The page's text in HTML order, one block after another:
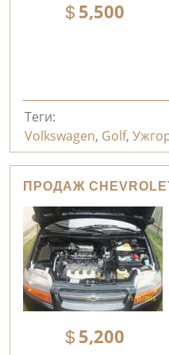
5,500
Теги:
Volkswagen, Golf,
ПРОДАЖ
5,200